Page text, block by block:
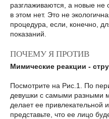
разглаживаются, а новые не
в этом нет. Это не
процедура, если, конечно,
показаний.
ПОЧЕМУ Я ПРОТИВ
Мимические реакции -
Посмотрите на Рис.1. По
девушки с самыми разными
делает ее привлекательной
представьте, что ее лицо